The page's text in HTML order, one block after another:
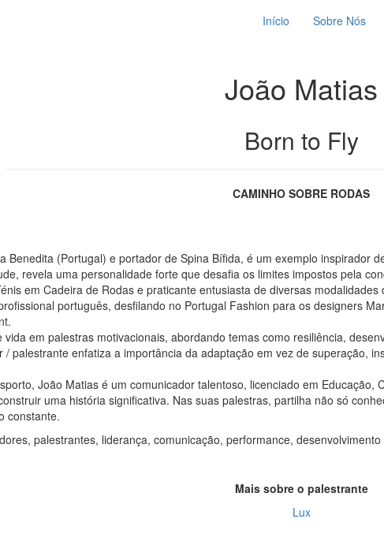
Início Sobre Nós
João Matias
Born to Fly
CAMINHO SOBRE RODAS
Benedita (Portugal) e portador de Spina Bífida, é um exemplo inspirador
revela uma personalidade forte que desafia os limites impostos pela
em Cadeira de Rodas e praticante entusiasta de diversas
português, desfilando no Portugal Fashion para os designers
em palestras motivacionais, abordando temas como resiliência,
palestrante enfatiza a importância da adaptação em vez de superação,
João Matias é um comunicador talentoso, licenciado em
uma história significativa. Nas suas palestras, partilha não só
constante.
palestrantes, liderança, comunicação, performance,
Mais sobre o palestrante
Lux